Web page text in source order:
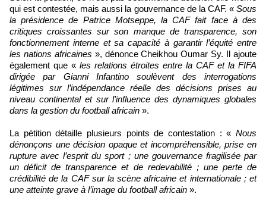
qui est contestée, mais aussi la gouvernance de la CAF. « Sous
la présidence de Patrice Motseppe, la CAF fait face à des
critiques croissantes sur son manque de transparence, son
fonctionnement interne et sa capacité à garantir l’équité entre
les nations africaines », dénonce Cheikhou Oumar Sy. Il ajoute
également que « les relations étroites entre la CAF et la FIFA
dirigée par Gianni Infantino soulèvent des interrogations
légitimes sur l’indépendance réelle des décisions prises au
niveau continental et sur l’influence des dynamiques globales
dans la gestion du football africain ».
La pétition détaille plusieurs points de contestation : « Nous
dénonçons une décision opaque et incompréhensible, prise en
rupture avec l’esprit du sport ; une gouvernance fragilisée par
un déficit de transparence et de redevabilité ; une perte de
crédibilité de la CAF sur la scène africaine et internationale ; et
une atteinte grave à l’image du football africain ».